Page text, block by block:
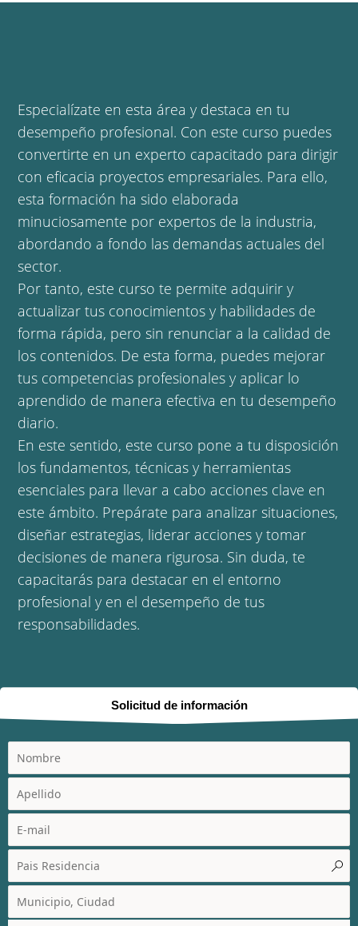
Especialízate en esta área y destaca en tu
desempeño profesional. Con este curso puedes
convertirte en un experto capacitado para dirigir
con eficacia proyectos empresariales. Para ello,
esta formación ha sido elaborada
minuciosamente por expertos de la industria,
abordando a fondo las demandas actuales del
sector.
Por tanto, este curso te permite adquirir y
actualizar tus conocimientos y habilidades de
forma rápida, pero sin renunciar a la calidad de
los contenidos. De esta forma, puedes mejorar
tus competencias profesionales y aplicar lo
aprendido de manera efectiva en tu desempeño
diario.
En este sentido, este curso pone a tu disposición
los fundamentos, técnicas y herramientas
esenciales para llevar a cabo acciones clave en
este ámbito. Prepárate para analizar situaciones,
diseñar estrategias, liderar acciones y tomar
decisiones de manera rigurosa. Sin duda, te
capacitarás para destacar en el entorno
profesional y en el desempeño de tus
responsabilidades.
Solicitud de información